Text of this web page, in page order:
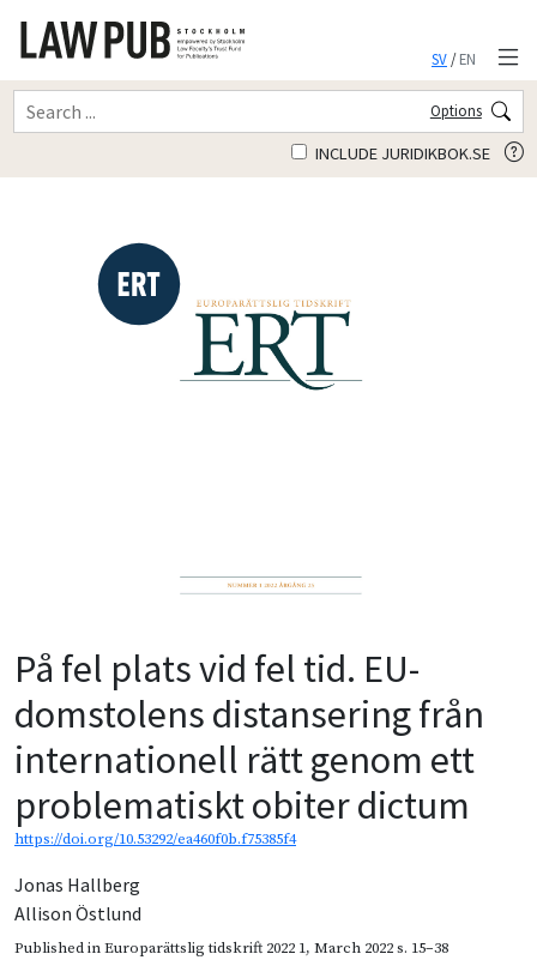
SV/EN
Options
INCLUDE JURIDIKBOK.SE
På fel plats vid fel tid. EU-
domstolens distansering från
internationell rätt genom ett
problematiskt obiter dictum
https://doi.org/10.53292/ea460f0b.f75385f4
Jonas Hallberg
Allison Östlund
Published inEuroparättslig tidskrift 2022 1, March 2022s. 15–38